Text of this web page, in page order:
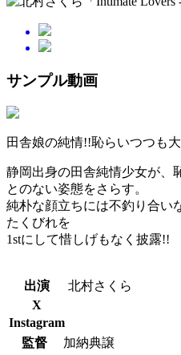
サンプル動画
田舎娘の純情!!恥らいつつも
静岡出身の田舎純情少女が、
とのない姿態をさらす。
純朴な顔立ちには不釣り合い
たくびれを
1stにして惜しげもなく披露!!
出演
北村さくら
X
Instagram
監督
加納典譲